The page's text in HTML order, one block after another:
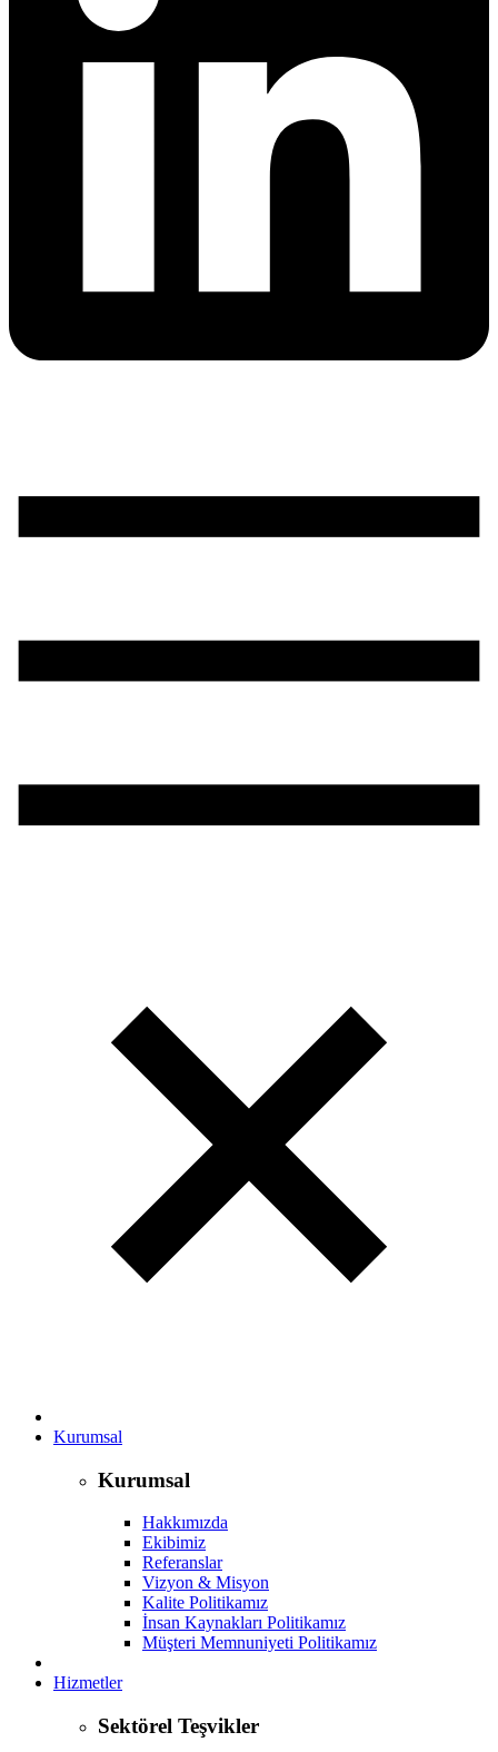
Kurumsal
Kurumsal
Hakkımızda
Ekibimiz
Referanslar
Vizyon & Misyon
Kalite Politikamız
İnsan Kaynakları Politikamız
Müşteri Memnuniyeti Politikamız
Hizmetler
Sektörel Teşvikler